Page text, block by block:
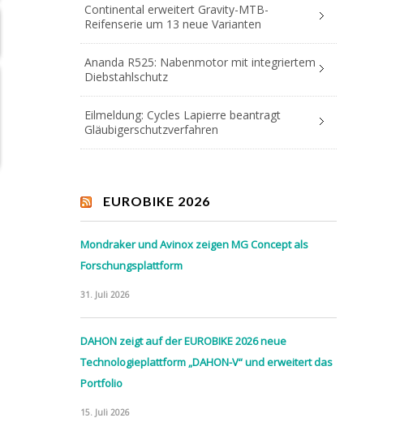
Continental erweitert Gravity-MTB-
Reifenserie um 13 neue Varianten
Ananda R525: Nabenmotor mit integriertem
Diebstahlschutz
Eilmeldung: Cycles Lapierre beantragt
Gläubigerschutzverfahren
EUROBIKE 2026
Mondraker und Avinox zeigen MG Concept als
Forschungsplattform
31. Juli 2026
DAHON zeigt auf der EUROBIKE 2026 neue
Technologieplattform „DAHON-V“ und erweitert das
Portfolio
15. Juli 2026